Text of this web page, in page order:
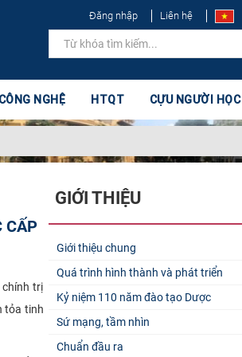
Đăng nhập Liên hệ
NGHỆ HTQT CỰU NGƯỜI HỌC
CẤP
chính trị
tỏa tinh
GIỚI THIỆU
Giới thiệu chung
Quá trình hình thành và phát triển
Kỷ niệm 110 năm đào tạo Dược
Sứ mạng, tầm nhìn
Chuẩn đầu ra